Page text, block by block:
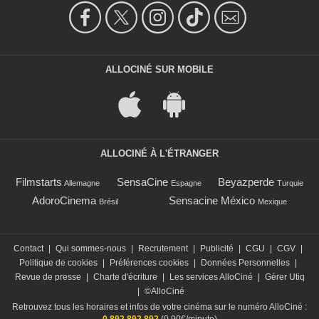
ALLOCINÉ SUR MOBILE
ALLOCINÉ À L'ÉTRANGER
Filmstarts Allemagne SensaCine Espagne Beyazperde Turquie
AdoroCinema Brésil Sensacine México Mexique
Contact Qui sommes-nous Recrutement Publicité CGU CGV
Politique de cookies
Préférences cookies Données Personnelles
Revue de presse
Charte d'écriture Les services AlloCiné
Gérer Utiq
©AlloCiné
Retrouvez tous les horaires et infos de votre cinéma sur le numéro AlloCiné :